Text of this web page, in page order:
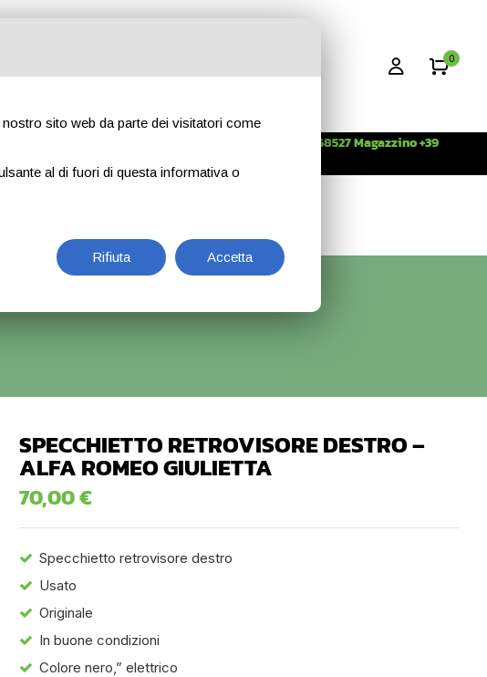
0
Info +39 3396268527 Magazzino +39
SPECCHIETTO RETROVISORE DESTRO –
ALFA ROMEO GIULIETTA
70,00€
Specchietto retrovisore destro
Usato
Originale
In buone condizioni
Colore nero,” elettrico
sito web da parte dei visitatori come
al di fuori di questa informativa o
Rifiuta Accetta